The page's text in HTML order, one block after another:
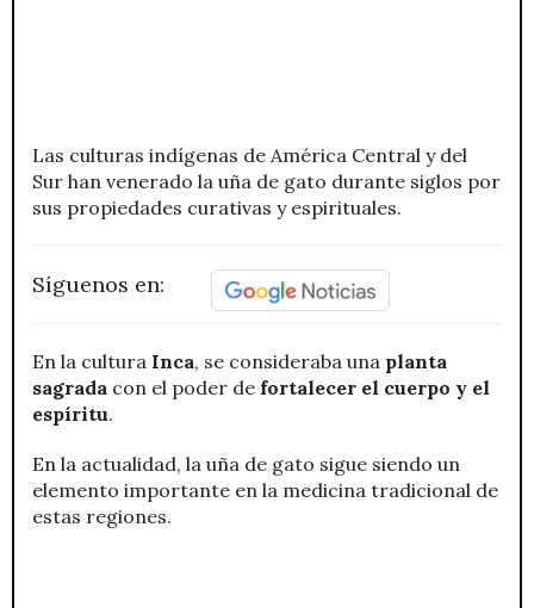
Las culturas indígenas de América Central y del
Sur han venerado la uña de gato durante siglos por
sus propiedades curativas y espirituales.
Síguenos en:
En la cultura Inca, se consideraba una planta
sagrada con el poder de fortalecer el cuerpo y el
espíritu.
En la actualidad, la uña de gato sigue siendo un
elemento importante en la medicina tradicional de
estas regiones.